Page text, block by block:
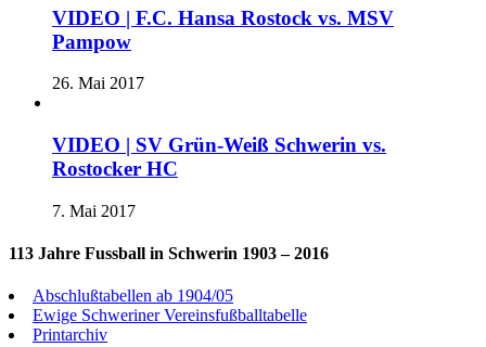
VIDEO | F.C. Hansa Rostock vs. MSV
Pampow
26. Mai 2017
VIDEO | SV Grün-Weiß Schwerin vs.
Rostocker HC
7. Mai 2017
113 Jahre Fussball in Schwerin 1903 – 2016
Abschlußtabellen ab 1904/05
Ewige Schweriner Vereinsfußballtabelle
Printarchiv